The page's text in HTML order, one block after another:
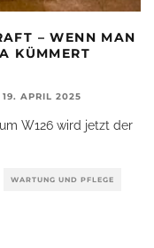
– WENN MAN
KÜMMERT
19. APRIL 2025
W126 wird jetzt der
WARTUNG UND PFLEGE